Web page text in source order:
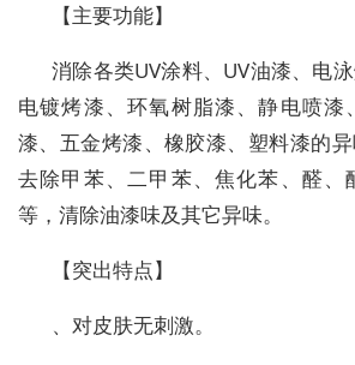
【主要功能】
消除各类UV涂料、UV油漆、电泳
电镀烤漆、环氧树脂漆、静电喷漆
漆、五金烤漆、橡胶漆、塑料漆的
去除甲苯、二甲苯、焦化苯、醛、
等，清除油漆味及其它异味。
【突出特点】
、对皮肤无刺激。